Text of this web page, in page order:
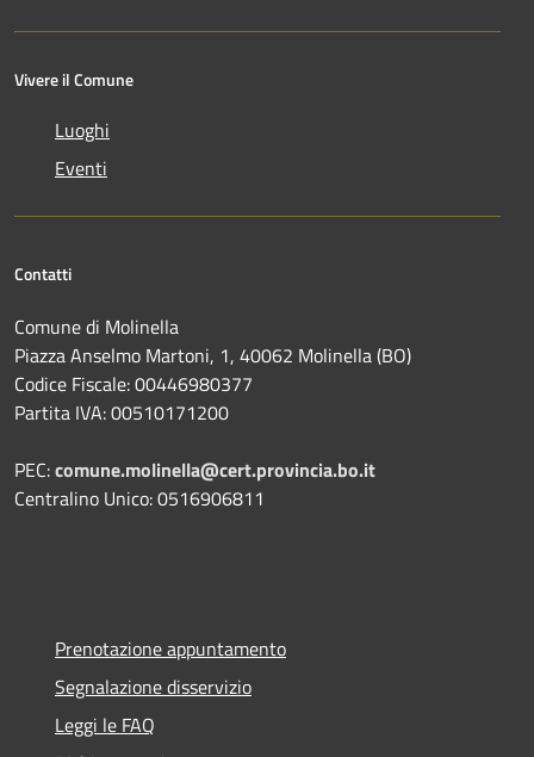
Vivere il Comune
Luoghi
Eventi
Contatti
Comune di Molinella
Piazza Anselmo Martoni, 1, 40062 Molinella (BO)
Codice Fiscale: 00446980377
Partita IVA: 00510171200
PEC:comune.molinella@cert.provincia.bo.it
Centralino Unico: 0516906811
Prenotazione appuntamento
Segnalazione disservizio
Leggi le FAQ